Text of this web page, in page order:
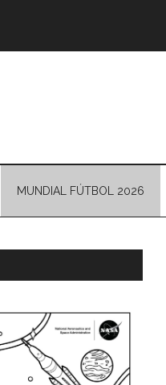
MUNDIAL FÚTBOL 2026